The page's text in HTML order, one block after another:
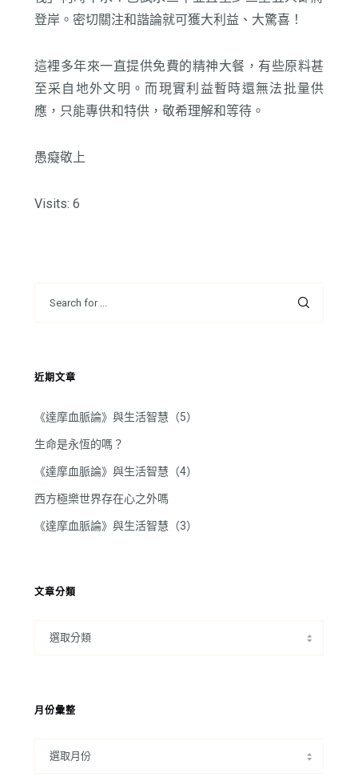
登岸。密切關注和諧論就可獲大利益、大驚喜！
這裡多年來一直提供免費的精神大餐，有些原料甚
至采自地外文明。而現實利益暫時還無法批量供
應，只能專供和特供，敬希理解和等待。
愚癡敬上
Visits: 6
近期文章
《達摩血脈論》與生活智慧（5）
生命是永恆的嗎？
《達摩血脈論》與生活智慧（4）
西方極樂世界存在心之外嗎
《達摩血脈論》與生活智慧（3）
文章分類
月份彙整